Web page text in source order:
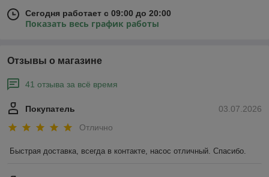
Сегодня работает с 09:00 до 20:00
Показать весь график работы
Отзывы о магазине
41 отзыва за всё время
03.07.2026
Покупатель
Отлично
Быстрая доставка, всегда в контакте, насос отличный. Спасибо.